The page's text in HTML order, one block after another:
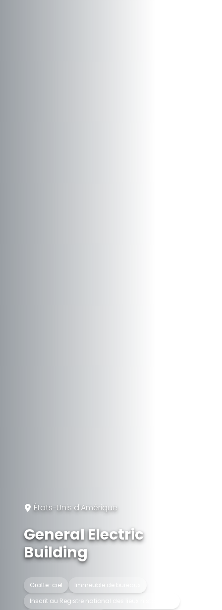
États-Unis d'Amérique
General Electric
Building
Gratte-ciel
Immeuble de bureaux
Inscrit au Registre national des lieux historiques